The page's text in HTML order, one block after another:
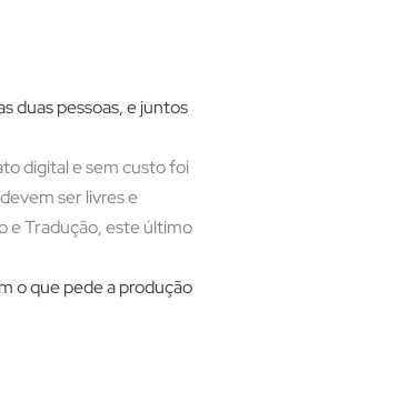
duas pessoas, e juntos
digital e sem custo foi
ser livres e
e Tradução, este último
o que pede a produção